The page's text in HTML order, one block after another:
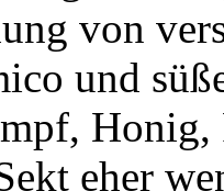
von
und
Honig,
eher